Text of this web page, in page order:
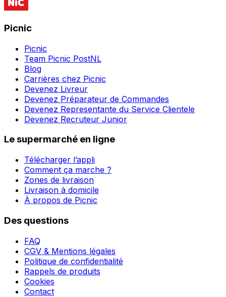
Picnic
Picnic
Team Picnic PostNL
Blog
Carrières chez Picnic
Devenez Livreur
Devenez Préparateur de Commandes
Devenez Representante du Service Clientele
Devenez Recruteur Junior
Le supermarché en ligne
Télécharger l’appli
Comment ça marche ?
Zones de livraison
Livraison à domicile
À propos de Picnic
Des questions
FAQ
CGV & Mentions légales
Politique de confidentialité
Rappels de produits
Cookies
Contact